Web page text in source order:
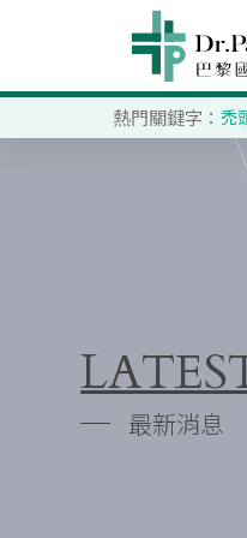
熱門關鍵字：禿
最新消息